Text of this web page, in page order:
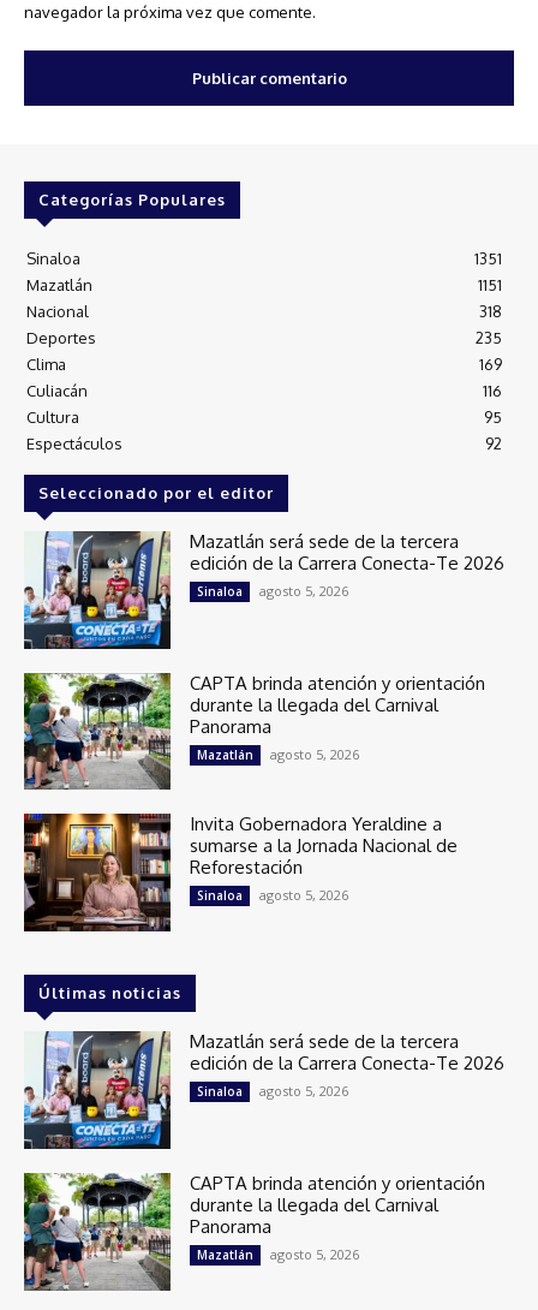
navegador la próxima vez que comente.
Categorías Populares
Sinaloa
1351
Mazatlán
1151
Nacional
318
Deportes
235
Clima
169
Culiacán
116
Cultura
95
Espectáculos
92
Seleccionado por el editor
Mazatlán será sede de la tercera
edición de la Carrera Conecta-Te 2026
Sinaloa agosto 5, 2026
CAPTA brinda atención y orientación
durante la llegada del Carnival
Panorama
Mazatlán agosto 5, 2026
Invita Gobernadora Yeraldine a
sumarse a la Jornada Nacional de
Reforestación
Sinaloa agosto 5, 2026
Últimas noticias
Mazatlán será sede de la tercera
edición de la Carrera Conecta-Te 2026
Sinaloa agosto 5, 2026
CAPTA brinda atención y orientación
durante la llegada del Carnival
Panorama
Mazatlán agosto 5, 2026